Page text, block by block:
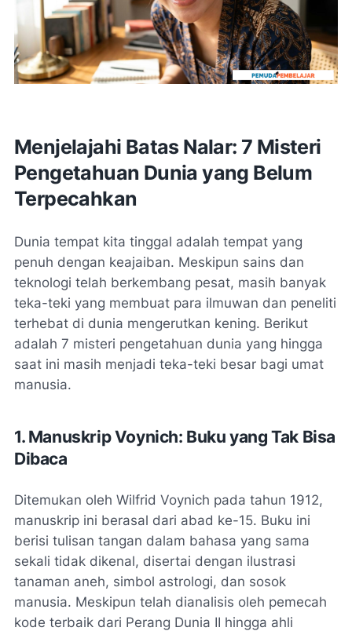
Menjelajahi Batas Nalar: 7 Misteri
Pengetahuan Dunia yang Belum
Terpecahkan
Dunia tempat kita tinggal adalah tempat yang
penuh dengan keajaiban. Meskipun sains dan
teknologi telah berkembang pesat, masih banyak
teka-teki yang membuat para ilmuwan dan peneliti
terhebat di dunia mengerutkan kening. Berikut
adalah 7 misteri pengetahuan dunia yang hingga
saat ini masih menjadi teka-teki besar bagi umat
manusia.
1. Manuskrip Voynich: Buku yang Tak Bisa
Dibaca
Ditemukan oleh Wilfrid Voynich pada tahun 1912,
manuskrip ini berasal dari abad ke-15. Buku ini
berisi tulisan tangan dalam bahasa yang sama
sekali tidak dikenal, disertai dengan ilustrasi
tanaman aneh, simbol astrologi, dan sosok
manusia. Meskipun telah dianalisis oleh pemecah
kode terbaik dari Perang Dunia II hingga ahli